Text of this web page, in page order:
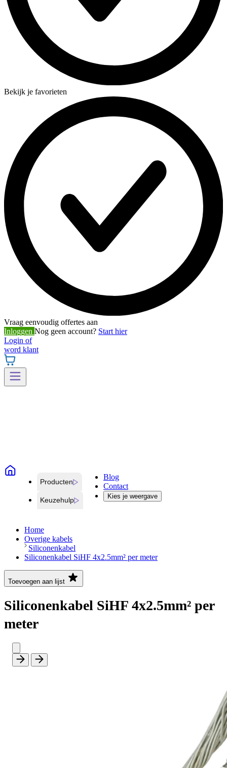
Bekijk je favorieten
Vraag eenvoudig offertes aan
Inloggen Nog geen account? Start hier
Login of
word klant
Producten
Keuzehulp
Blog
Contact
Kies je weergave
Home
Overige kabels
Siliconenkabel
Siliconenkabel SiHF 4x2.5mm² per meter
Toevoegen aan lijst
Siliconenkabel SiHF 4x2.5mm² per
meter